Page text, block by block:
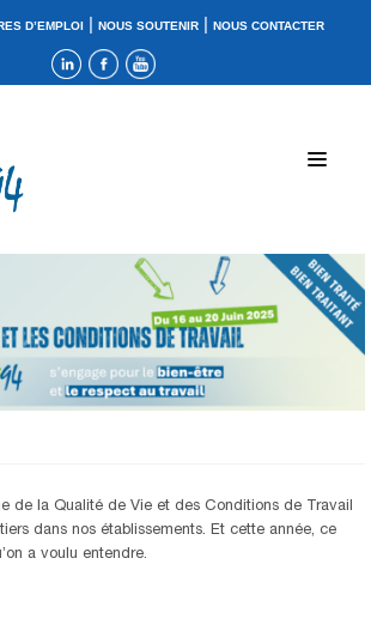
D’EMPLOI| NOUS SOUTENIR| NOUS CONTACTER
de la Qualité de Vie et des Conditions de Travail
dans nos établissements. Et cette année, ce
a voulu entendre.